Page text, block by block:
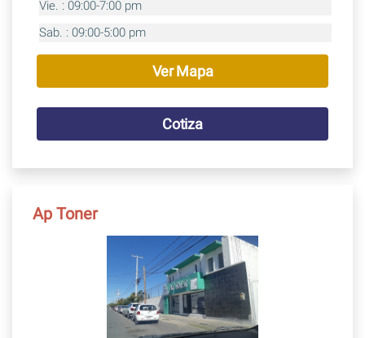
Vie. : 09:00-7:00 pm
Sab. : 09:00-5:00 pm
Ver Mapa
Cotiza
Ap Toner